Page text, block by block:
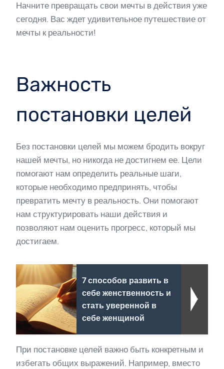
Начните превращать свои мечты в действия уже
сегодня. Вас ждет удивительное путешествие от
мечты к реальности!
Важность
постановки целей
Без постановки целей мы можем бродить вокруг
нашей мечты, но никогда не достигнем ее. Цели
помогают нам определить реальные шаги,
которые необходимо предпринять, чтобы
превратить мечту в реальность. Они помогают
нам структурировать наши действия и
позволяют нам оценить прогресс, который мы
достигаем.
7 способов развить в
себе женственность и
стать уверенной в
себе женщиной
При постановке целей важно быть конкретным и
избегать общих выражений. Например, вместо